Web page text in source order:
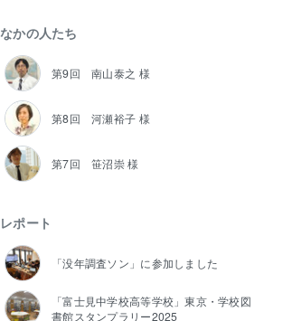
なかの人たち
第9回 南山泰之 様
第8回 河瀬裕子 様
第7回 笹沼崇 様
レポート
「没年調査ソン」に参加しました
「富士見中学校高等学校」東京・学校図
書館スタンプラリー2025